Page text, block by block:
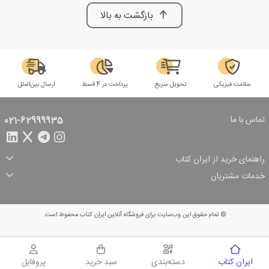
بازگشت به بالا
سلامت فیزیکی تحویل سریع پرداخت در 4 قسط ارسال بین‌الملل
تماس با ما 021-62999935
راهنمای خرید از ایران کتاب
ثبت سفارش
شرایط ارسال سفارش
شیوه پرداخت
تخفیف‌های خرید
خدمات مشتریان
© تمام حقوق این وب‌سایت برای فروشگاه آنلاین ایران کتاب محفوظ است.
ایران کتاب دسته‌بندی
سبد خرید
سبد خرید پروفایل